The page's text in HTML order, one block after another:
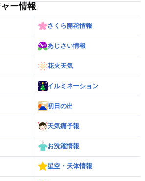
ー情報
さくら開花情報
あじさい情報
花火天気
イルミネーション
初日の出
天気痛予報
お洗濯情報
星空・天体情報